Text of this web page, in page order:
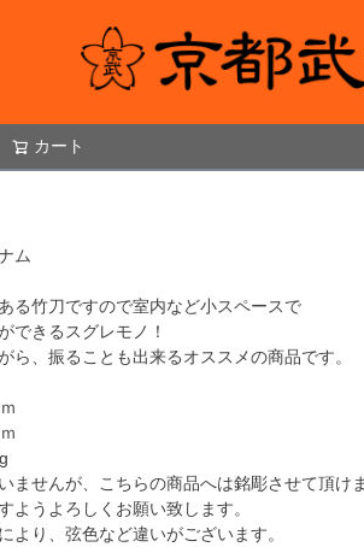
カート
ム
る竹刀ですので室内など小スペースで
できるスグレモノ！
ら、振ることも出来るオススメの商品です。
ませんが、こちらの商品へは銘彫させて頂けま
ようよろしくお願い致します。
より、弦色など違いがございます。